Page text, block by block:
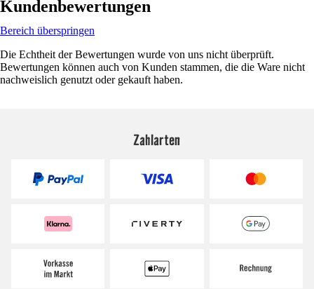
Kundenbewertungen
Bereich überspringen
Die Echtheit der Bewertungen wurde von uns nicht überprüft.
Bewertungen können auch von Kunden stammen, die die Ware nicht
nachweislich genutzt oder gekauft haben.
Zahlarten